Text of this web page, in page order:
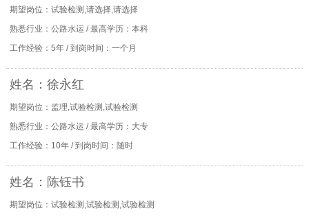
期望岗位：试验检测,请选择,请选择
熟悉行业：公路水运 / 最高学历：本科
工作经验：5年 / 到岗时间：一个月
姓名：徐永红
期望岗位：监理,试验检测,试验检测
熟悉行业：公路水运 / 最高学历：大专
工作经验：10年 / 到岗时间：随时
姓名：陈钰书
期望岗位：试验检测,试验检测,试验检测